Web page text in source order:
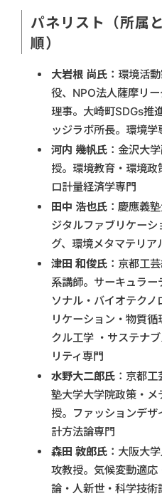
パネリスト（所属
順）
大岩根 尚氏 ：環境活
役、NPO法人薩摩リ
理事。大崎町SDGs推
ッジラボ所長。環境学
河内 幾帆氏 ：金沢大
授。環境教育・環境
ロ計量経済学専門
田中 浩也氏 ：慶應義
ジタルファブリケー
グ、環境メタマテリア
津田 和俊氏 ：京都工
系講師。サーキュラ
ソナル・バイオテク
リケーション・物質
クル工学 ・サステナ
リティ専門
水野大二郎氏 ：京都
塾大学大学院政策・メ
授。ファッションデザ
計方法論専門
森田 敦郎氏 ：大阪大
攻教授。気候変動適応
論・人新世・科学技術